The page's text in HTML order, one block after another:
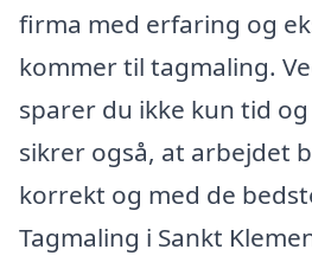
firma med erfaring og
kommer til tagmaling.
sparer du ikke kun tid
sikrer også, at arbejdet
korrekt og med de
Tagmaling i Sankt